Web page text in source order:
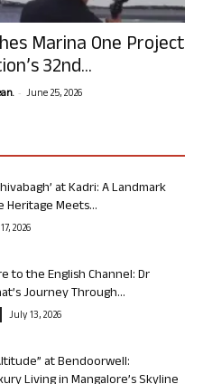
Marina One Project
32nd...
- June 25, 2026
at Kadri: A Landmark
Heritage Meets...
2026
to the English Channel: Dr
Journey Through...
July 13, 2026
at Bendoorwell: